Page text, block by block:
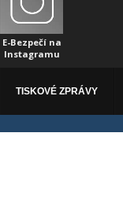
E-Bezpečí na
Instagramu
TISKOVÉ ZPRÁVY